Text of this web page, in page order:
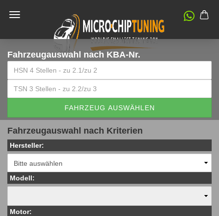
Fahrzeugauswahl nach KBA-Nr.
FAHRZEUG AUSWÄHLEN
Fahrzeugauswahl nach Kriterien
Hersteller:
Modell:
Motor: